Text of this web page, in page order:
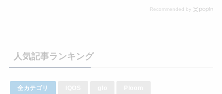
Recommended by
人気記事ランキング
全カテゴリ